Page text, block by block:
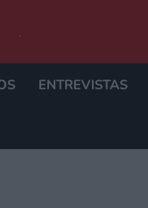
ENTREVISTAS